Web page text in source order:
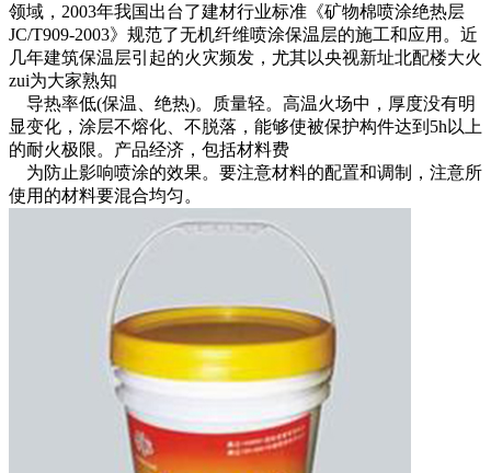
领域，2003年我国出台了建材行业标准《矿物棉喷涂绝热层
JC/T909-2003》规范了无机纤维喷涂保温层的施工和应用。近
几年建筑保温层引起的火灾频发，尤其以央视新址北配楼大火
zui为大家熟知
导热率低(保温、绝热)。质量轻。高温火场中，厚度没有明
显变化，涂层不熔化、不脱落，能够使被保护构件达到5h以上
的耐火极限。产品经济，包括材料费
为防止影响喷涂的效果。要注意材料的配置和调制，注意所
使用的材料要混合均匀。